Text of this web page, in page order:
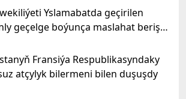
Yslamabatda geçirilen
geçelge boýunça maslahat beriş
Fransiýa Respublikasyndaky
atçylyk bilermeni bilen duşuşdy